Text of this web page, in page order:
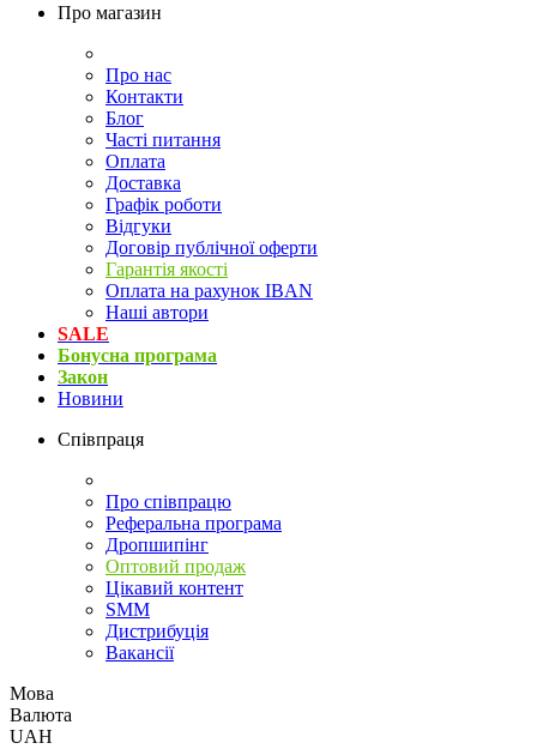
Про магазин
Про нас
Контакти
Блог
Часті питання
Оплата
Доставка
Графік роботи
Відгуки
Договір публічної оферти
Гарантія якості
Оплата на рахунок IBAN
Наші автори
SALE
Бонусна програма
Закон
Новини
Співпраця
Про співпрацю
Реферальна програма
Дропшипінг
Оптовий продаж
Цікавий контент
SMM
Дистрибуція
Вакансії
Мова
Валюта
UAH